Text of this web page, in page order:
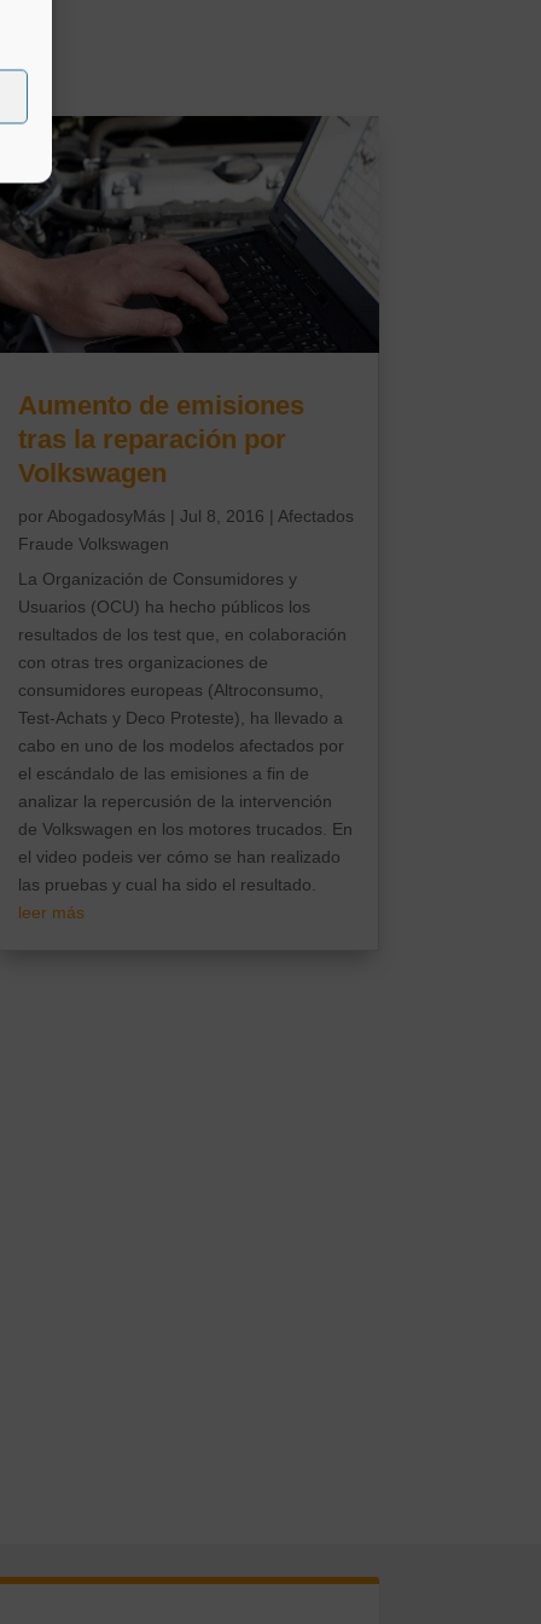
Aumento de emisiones
tras la reparación por
Volkswagen
por AbogadosyMás | Jul 8, 2016 | Afectados
Fraude Volkswagen
La Organización de Consumidores y
Usuarios (OCU) ha hecho públicos los
resultados de los test que, en colaboración
con otras tres organizaciones de
consumidores europeas (Altroconsumo,
Test-Achats y Deco Proteste), ha llevado a
cabo en uno de los modelos afectados por
el escándalo de las emisiones a fin de
analizar la repercusión de la intervención
de Volkswagen en los motores trucados. En
el video podeis ver cómo se han realizado
las pruebas y cual ha sido el resultado.
leer más